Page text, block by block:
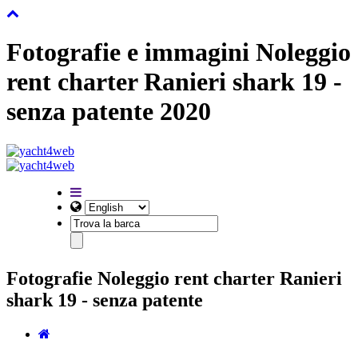
Fotografie e immagini Noleggio
rent charter Ranieri shark 19 -
senza patente 2020
Fotografie Noleggio rent charter Ranieri
shark 19 - senza patente